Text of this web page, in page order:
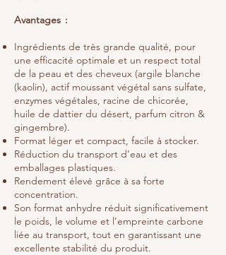
Avantages :
Ingrédients de très grande qualité, pour
une efficacité optimale et un respect total
de la peau et des cheveux (argile blanche
(kaolin), actif moussant végétal sans sulfate,
enzymes végétales, racine de chicorée,
huile de dattier du désert, parfum citron &
gingembre).
Format léger et compact, facile à stocker.
Réduction du transport d’eau et des
emballages plastiques.
Rendement élevé grâce à sa forte
concentration.
Son format anhydre réduit significativement
le poids, le volume et l’empreinte carbone
liée au transport, tout en garantissant une
excellente stabilité du produit.